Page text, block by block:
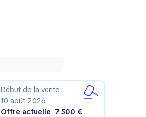
Début de la vente
10 août 2026
Offre actuelle 7 500 €